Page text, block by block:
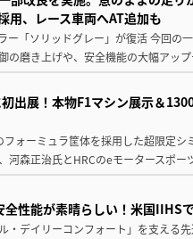
用、レース車両へAT追加も
ー「ソリッドグレー」が復活 今回の
の磨き上げや、安全機能の大幅アッ
出展！本物F1マシン展示＆
ォーミュラ筐体を採用した超限定
河森正治氏とHRCのeモータースポ
全性能が素晴らしい！米国IIHS
・デイリーコンフォート」を支える